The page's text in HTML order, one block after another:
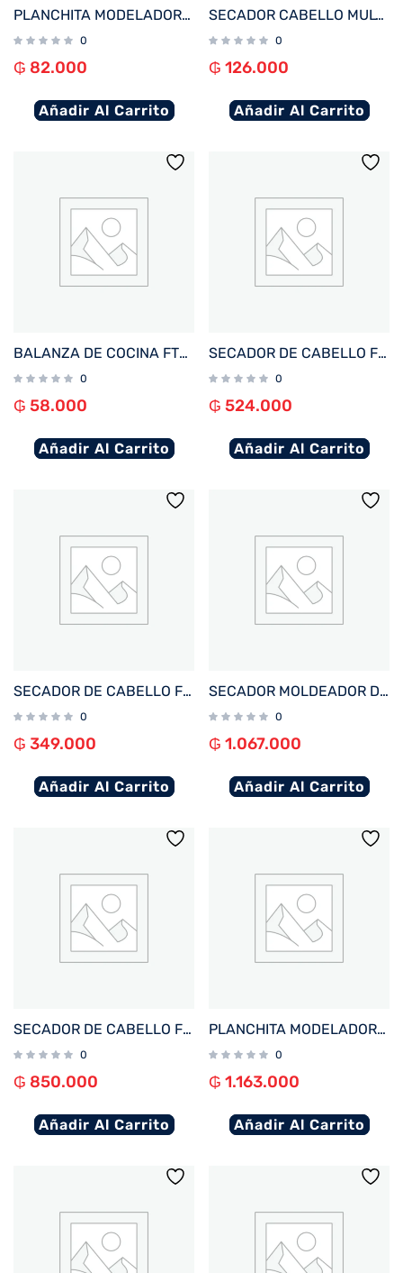
PLANCHITA MODELADORA MULTILASER EB068EUR DORADA 45W BIVOLT
0
₲ 82.000
Añadir Al Carrito
SECADOR CABELLO MULTILASER EB086 2000W 220V DORADO
0
₲ 126.000
Añadir Al Carrito
BALANZA DE COCINA FTX DIGITAL 10KG PLANA GRIS KS-101
0
₲ 58.000
Añadir Al Carrito
SECADOR DE CABELLO FTX SUPERSONIC NURAL 1600W 220V TURQUESA
0
₲ 524.000
Añadir Al Carrito
SECADOR DE CABELLO FTX SUPERSONIC X 1700W 220V LILA
0
₲ 349.000
Añadir Al Carrito
SECADOR MOLDEADOR DE PELO FTX MULTISTYLER 6EN1 1600W 220V LILA HS2-601
0
₲ 1.067.000
Añadir Al Carrito
SECADOR DE CABELLO FTX 5 EN 1 2200W 220V ROSA HY2-205
0
₲ 850.000
Añadir Al Carrito
PLANCHITA MODELADORA 2EN1 FTX 1600W 220V HS2-162 AZUL OSCURO
0
₲ 1.163.000
Añadir Al Carrito